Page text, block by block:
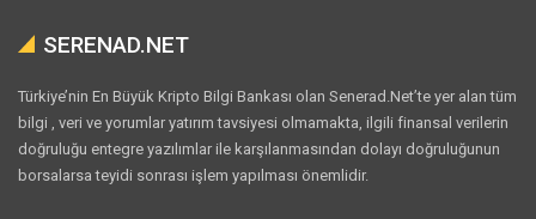
SERENAD.NET
Türkiye’nin En Büyük Kripto Bilgi Bankası olan Senerad.Net’te yer alan tüm
bilgi , veri ve yorumlar yatırım tavsiyesi olmamakta, ilgili finansal verilerin
doğruluğu entegre yazılımlar ile karşılanmasından dolayı doğruluğunun
borsalarsa teyidi sonrası işlem yapılması önemlidir.